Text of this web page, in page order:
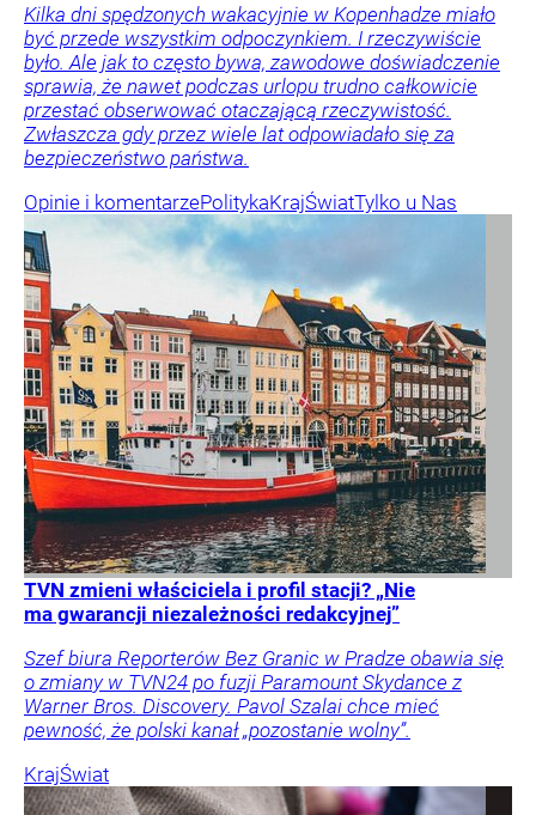
Kilka dni spędzonych wakacyjnie w Kopenhadze miało
być przede wszystkim odpoczynkiem. I rzeczywiście
było. Ale jak to często bywa, zawodowe doświadczenie
sprawia, że nawet podczas urlopu trudno całkowicie
przestać obserwować otaczającą rzeczywistość.
Zwłaszcza gdy przez wiele lat odpowiadało się za
bezpieczeństwo państwa.
Opinie i komentarzePolitykaKrajŚwiatTylko u Nas
TVN zmieni właściciela i profil stacji? „Nie
ma gwarancji niezależności redakcyjnej”
Szef biura Reporterów Bez Granic w Pradze obawia się
o zmiany w TVN24 po fuzji Paramount Skydance z
Warner Bros. Discovery. Pavol Szalai chce mieć
pewność, że polski kanał „pozostanie wolny”.
KrajŚwiat